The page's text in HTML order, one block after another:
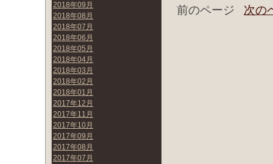
2018年09月
2018年08月
2018年07月
2018年06月
2018年05月
2018年04月
2018年03月
2018年02月
2018年01月
2017年12月
2017年11月
2017年10月
2017年09月
2017年08月
2017年07月
前のページ 次の